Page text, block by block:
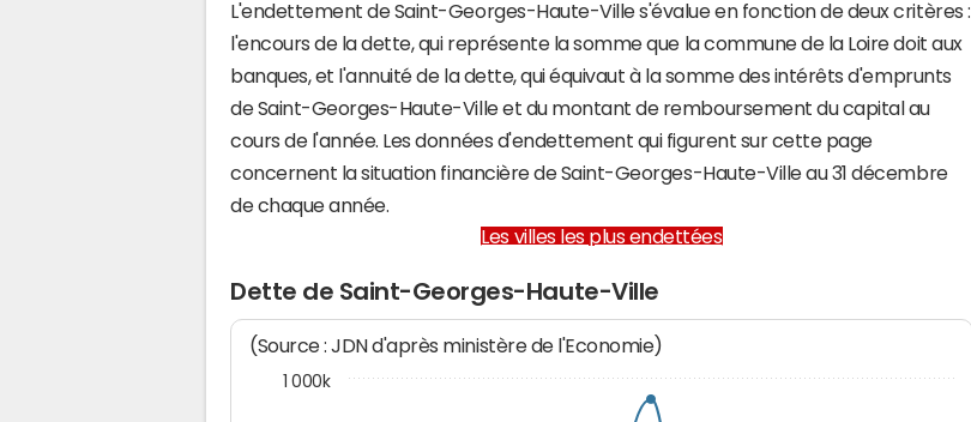
L'endettement de Saint-Georges-Haute-Ville s'évalue en fonction de deux critères :
l'encours de la dette, qui représente la somme que la commune de la Loire doit aux
banques, et l'annuité de la dette, qui équivaut à la somme des intérêts d'emprunts
de Saint-Georges-Haute-Ville et du montant de remboursement du capital au
cours de l'année. Les données d'endettement qui figurent sur cette page
concernent la situation financière de Saint-Georges-Haute-Ville au 31 décembre
de chaque année.
Les villes les plus endettées
Dette de Saint-Georges-Haute-Ville
(Source : JDN d'après ministère de l'Economie)
1 000k